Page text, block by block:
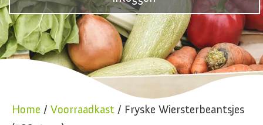
Home / Voorraadkast / Fryske Wiersterbeantsjes